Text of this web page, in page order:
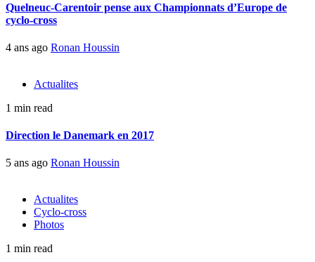
Quelneuc-Carentoir pense aux Championnats d’Europe de
cyclo-cross
4 ans ago Ronan Houssin
Actualites
1 min read
Direction le Danemark en 2017
5 ans ago Ronan Houssin
Actualites
Cyclo-cross
Photos
1 min read